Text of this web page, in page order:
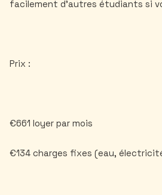
facilement d'autres étudiants si
Prix :
€661 loyer par mois
€134 charges fixes (eau,